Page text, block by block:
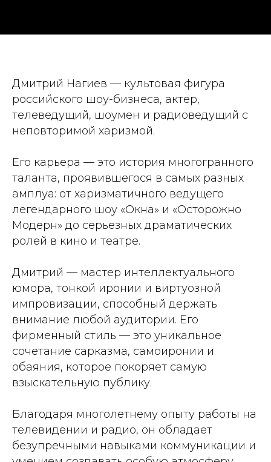
Дмитрий Нагиев — культовая фигура
российского шоу-бизнеса, актер,
телеведущий, шоумен и радиоведущий с
неповторимой харизмой.
Его карьера — это история многогранного
таланта, проявившегося в самых разных
амплуа: от харизматичного ведущего
легендарного шоу «Окна» и «Осторожно
Модерн» до серьезных драматических
ролей в кино и театре.
Дмитрий — мастер интеллектуального
юмора, тонкой иронии и виртуозной
импровизации, способный держать
внимание любой аудитории. Его
фирменный стиль — это уникальное
сочетание сарказма, самоиронии и
обаяния, которое покоряет самую
взыскательную публику.
Благодаря многолетнему опыту работы на
телевидении и радио, он обладает
безупречными навыками коммуникации и